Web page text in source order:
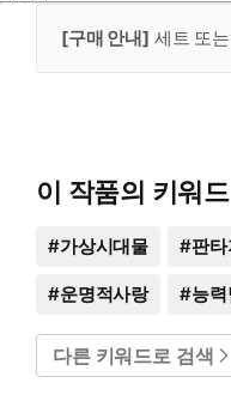
[구매 안내] 세트 또
이 작품의 키워드
#가상시대물 #판
#운명적사랑 #능력
다른 키워드로 검색